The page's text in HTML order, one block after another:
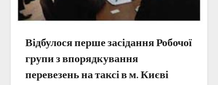
Відбулося перше засідання Робочої
групи з впорядкування
перевезень на таксі в м. Києві